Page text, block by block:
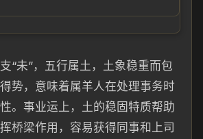
“未”，五行属土，土象稳重而包
势，意味着属羊人在处理事务时
。事业运上，土的稳固特质帮助
桥梁作用，容易获得同事和上司